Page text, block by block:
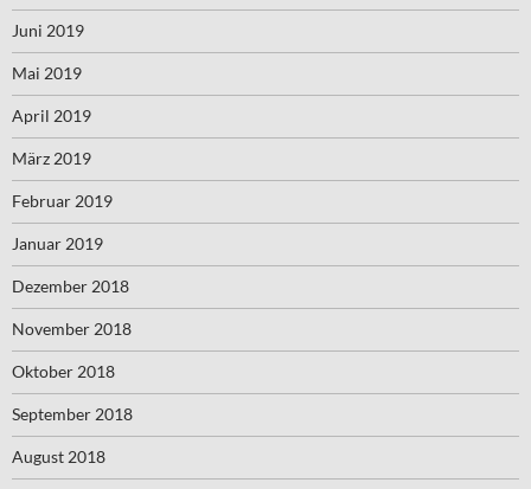
Juni 2019
Mai 2019
April 2019
März 2019
Februar 2019
Januar 2019
Dezember 2018
November 2018
Oktober 2018
September 2018
August 2018